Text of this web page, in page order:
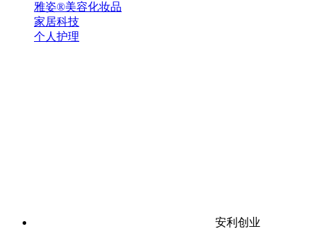
雅姿®美容化妆品
家居科技
个人护理
安利创业